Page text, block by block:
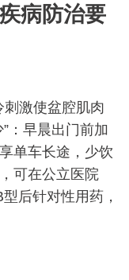
病防治要
激使盆腔肌肉
：早晨出门前加
单车长途，少饮
可在公立医院
后针对性用药，